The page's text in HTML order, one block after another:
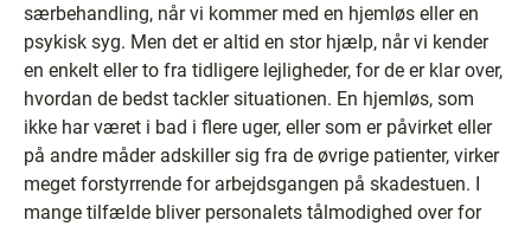
særbehandling, når vi kommer med en hjemløs eller en
psykisk syg. Men det er altid en stor hjælp, når vi kender
en enkelt eller to fra tidligere lejligheder, for de er klar over,
hvordan de bedst tackler situationen. En hjemløs, som
ikke har været i bad i flere uger, eller som er påvirket eller
på andre måder adskiller sig fra de øvrige patienter, virker
meget forstyrrende for arbejdsgangen på skadestuen. I
mange tilfælde bliver personalets tålmodighed over for